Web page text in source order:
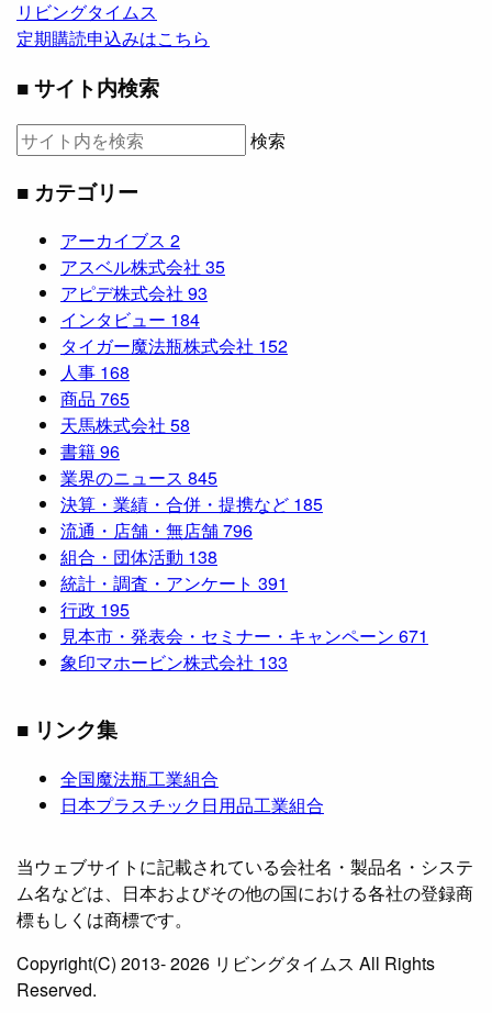
リビングタイムス
定期購読申込みはこちら
■ サイト内検索
検索
■ カテゴリー
アーカイブス 2
アスベル株式会社 35
アピデ株式会社 93
インタビュー 184
タイガー魔法瓶株式会社 152
人事 168
商品 765
天馬株式会社 58
書籍96
業界のニュース 845
決算・業績・合併・提携など 185
流通・店舗・無店舗796
組合・団体活動 138
統計・調査・アンケート 391
行政 195
見本市・発表会・セミナー・キャンペーン 671
象印マホービン株式会社 133
■ リンク集
全国魔法瓶工業組合
日本プラスチック日用品工業組合
当ウェブサイトに記載されている会社名・製品名・システ
ム名などは、日本およびその他の国における各社の登録商
標もしくは商標です。
Copyright(C) 2013- 2026 リビングタイムス All Rights
Reserved.